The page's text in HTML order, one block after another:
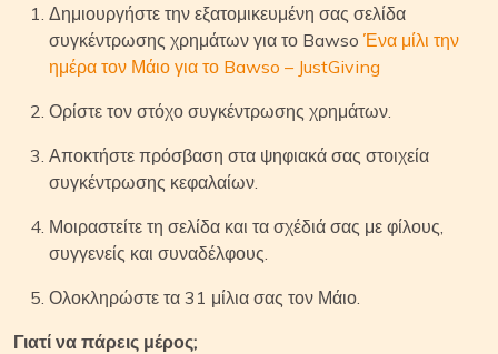
Δημιουργήστε την εξατομικευμένη σας σελίδα
συγκέντρωσης χρημάτων για το Bawso Ένα μίλι την
ημέρα τον Μάιο για το Bawso – JustGiving
Ορίστε τον στόχο συγκέντρωσης χρημάτων.
Αποκτήστε πρόσβαση στα ψηφιακά σας στοιχεία
συγκέντρωσης κεφαλαίων.
Μοιραστείτε τη σελίδα και τα σχέδιά σας με φίλους,
συγγενείς και συναδέλφους.
Ολοκληρώστε τα 31 μίλια σας τον Μάιο.
Γιατί να πάρεις μέρος;